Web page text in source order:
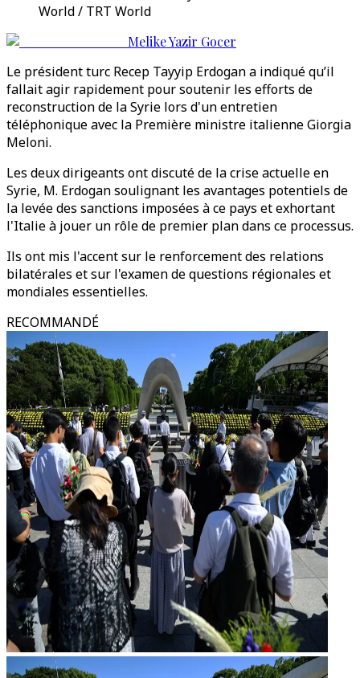
World / TRT World
Melike Yazir Gocer
Le président turc Recep Tayyip Erdogan a indiqué qu’il
fallait agir rapidement pour soutenir les efforts de
reconstruction de la Syrie lors d'un entretien
téléphonique avec la Première ministre italienne Giorgia
Meloni.
Les deux dirigeants ont discuté de la crise actuelle en
Syrie, M. Erdogan soulignant les avantages potentiels de
la levée des sanctions imposées à ce pays et exhortant
l'Italie à jouer un rôle de premier plan dans ce processus.
Ils ont mis l'accent sur le renforcement des relations
bilatérales et sur l'examen de questions régionales et
mondiales essentielles.
RECOMMANDÉ